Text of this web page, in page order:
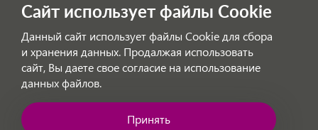
© ChinaAvia — Авиабилеты на внутренние и международные
Сайт использует файлы Cookie
Данный сайт использует файлы Cookie для сбора
и хранения данных. Продалжая использовать
сайт, Вы даете свое согласие на использование
данных файлов.
Принять